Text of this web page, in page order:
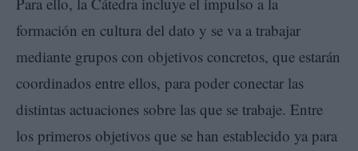
formación en cultura del dato y se va a trabajar
mediante grupos con objetivos concretos, que estarán
coordinados entre ellos, para poder conectar las
distintas actuaciones sobre las que se trabaje. Entre
los primeros objetivos que se han establecido ya para